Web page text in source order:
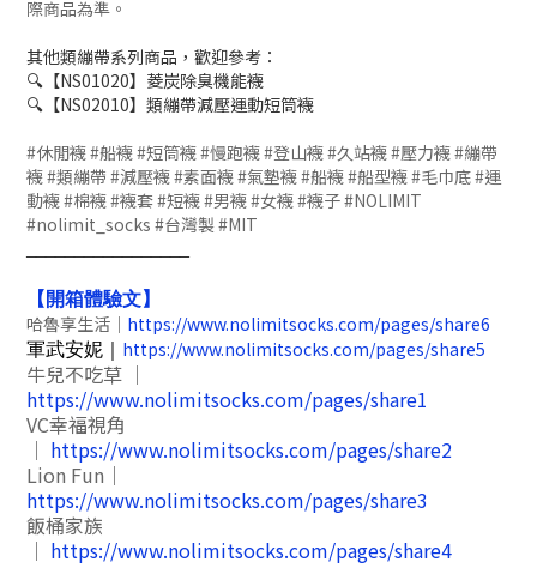
際商品為準。
其他類繃帶系列商品，歡迎參考：
🔍【NS01020】菱炭除臭機能襪
🔍【NS02010】類繃帶減壓運動短筒襪
#休閒襪 #船襪 #短筒襪 #慢跑襪 #登山襪 #久站襪 #壓力襪 #繃帶
襪 #類繃帶 #減壓襪 #素面襪 #氣墊襪 #船襪 #船型襪 #毛巾底 #運
動襪 #棉襪 #襪套 #短襪 #男襪 #女襪 #襪子 #NOLIMIT
#nolimit_socks #台灣製 #MIT
【開箱體驗文】
哈魯享生活｜ https://www.nolimitsocks.com/pages/share6
軍武安妮｜ https://www.nolimitsocks.com/pages/share5
牛兒不吃草 ｜
https://www.nolimitsocks.com/pages/share1
VC幸福視角
｜ https://www.nolimitsocks.com/pages/share2
Lion Fun｜
https://www.nolimitsocks.com/pages/share3
飯桶家族
｜ https://www.nolimitsocks.com/pages/share4